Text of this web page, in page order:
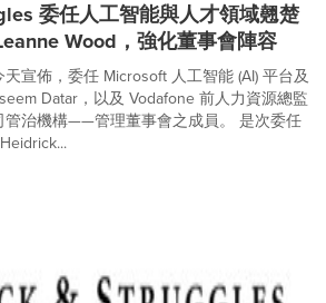
委任人工智能與人才領域翹楚
Wood，強化董事會陣容
宣佈，委任 Microsoft 人工智能 (AI) 平台及
Datar，以及 Vodafone 前人力資源總監
管治機構——管理董事會之成員。 是次委任